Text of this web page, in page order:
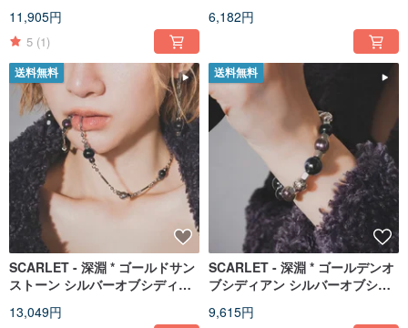
11,905円
5 (1)
6,182円
送料無料
SCARLET - 深淵 * ゴールドサン
ストーン シルバーオブシディア
守り ネックレス
13,049円
送料無料
SCARLET - 深淵 * ゴールデンオ
ブシディアン シルバーオブシデ
お守り ブレスレット
9,615円